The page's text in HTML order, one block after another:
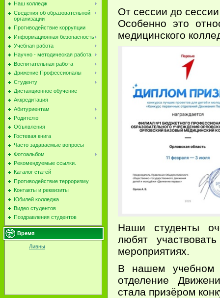
Наш колледж
Сведения об образовательной
организации
Противодействие коррупции
Информационная безопасность
Учебная работа
Научно - методическая работа
Воспитательная работа
Движение Профессионалы
Студенту
Дистанционное обучение
Аккредитация
Абитуриентам
Родителю
Объявления
Гостевая книга
Часто задаваемые вопросы
Фотоальбом
Рекомендуемые ссылки.
Каталог статей
Противодействие терроризму
Контакты и реквизиты
Юбилей колледжа
Видео студентов
Поздравления студентов
Время
Ливны
От сессии до
Особенно это
медицинского
Наши студенты
любят
мероприятиях.
В нашем учебном
отделение
стала призёром